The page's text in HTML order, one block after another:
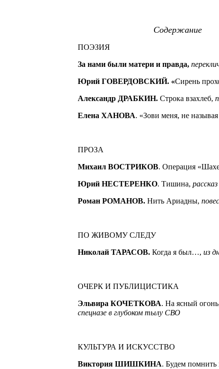
Содержание
ПОЭЗИЯ
За нами были матери и правда,
Юрий ГОВЕРДОВСКИЙ. «Сирень
Александр ДРАБКИН. Строка взахлеб,
Елена ХАНОВА. «Зови меня, не
ПРОЗА
Михаил ВОСТРИКОВ. Операция
Юрий НЕСТЕРЕНКО. Тишина, рассказ
Роман РОМАНОВ. Нить Ариадны,
ПО ЖИВОМУ СЛЕДУ
Николай ТАРАСОВ. Когда я был…, из
ОЧЕРК И ПУБЛИЦИСТИКА
Эльвира КОЧЕТКОВА. На ясный
спецназе в глубоком тылу СВО
КУЛЬТУРА И ИСКУССТВО
Виктория ШИШКИНА. Будем помнить